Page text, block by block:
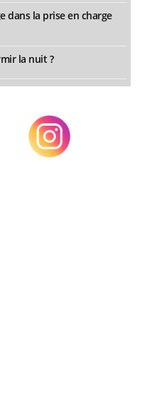
dans la prise en charge
la nuit ?